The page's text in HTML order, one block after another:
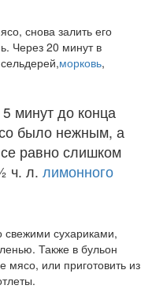
снова залить его
Через 20 минут в
морковь,
минут до конца
было нежным, а
равно слишком
ч. л. лимонного
свежими сухариками,
Также в бульон
мясо, или приготовить из